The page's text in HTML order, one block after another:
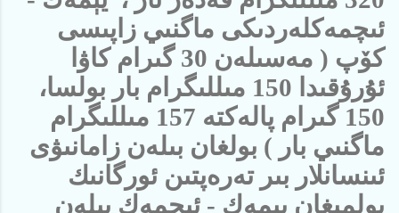
ئىچمەكلەردىكى ماگنىي زاپىسى
كۆپ ( مەسىلەن 30 گىرام كاۋا
ئۇرۇقىدا 150 مىللىگرام بار بولسا،
150 گىرام پالەكتە 157 مىللىگرام
ماگنىي بار ) بولغان بىلەن زامانىۋى
ئىنسانلار بىر تەرەپتىن ئورگانىك
بولمىغان يېمەك - ئىچمەك بىلەن